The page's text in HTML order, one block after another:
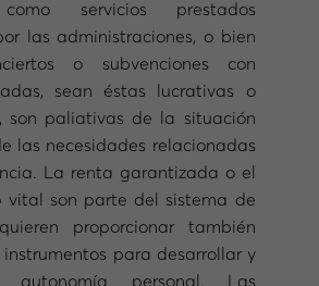
servicios prestados
las administraciones, o bien
o subvenciones con
sean éstas lucrativas o
son paliativas de la situación
las necesidades relacionadas
La renta garantizada o el
vital son parte del sistema de
proporcionar también
instrumentos para desarrollar y
autonomía personal. Las